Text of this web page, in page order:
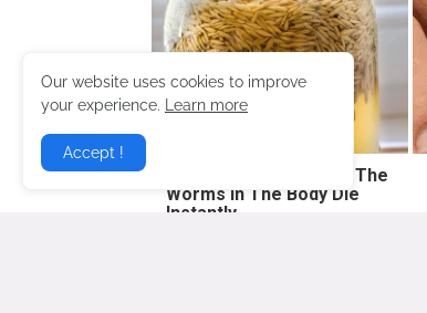
One Teaspoon And All The
Worms In The Body Die
Instantly
Our website uses cookies to improve
your experience.
Learn more
Accept !